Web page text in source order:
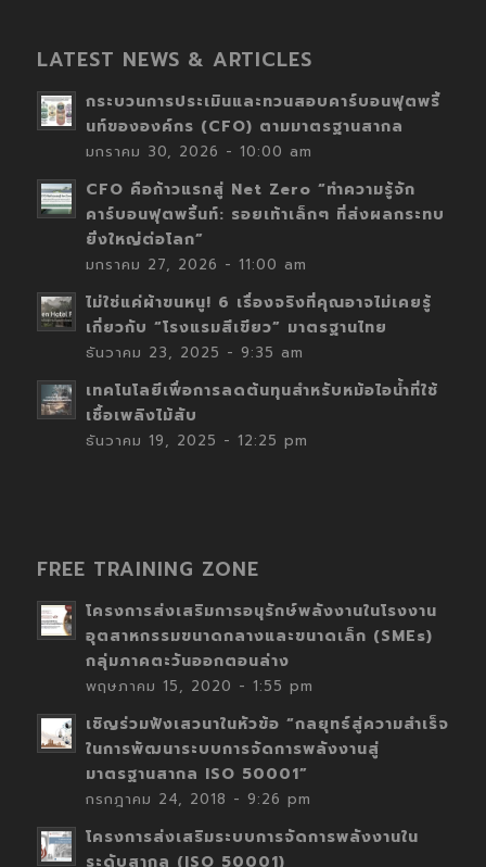
LATEST NEWS & ARTICLES
กระบวนการประเมินและทวนสอบคาร์บอนฟุตพริ้
นท์ขององค์กร (CFO) ตามมาตรฐานสากล
มกราคม 30, 2026 - 10:00 am
CFO คือก้าวแรกสู่ Net Zero “ทำความรู้จัก
คาร์บอนฟุตพริ้นท์: รอยเท้าเล็กๆ ที่ส่งผลกระทบ
ยิ่งใหญ่ต่อโลก”
มกราคม 27, 2026 - 11:00 am
ไม่ใช่แค่ผ้าขนหนู! 6 เรื่องจริงที่คุณอาจไม่เคยรู้
เกี่ยวกับ “โรงแรมสีเขียว” มาตรฐานไทย
ธันวาคม 23, 2025 - 9:35 am
เทคโนโลยีเพื่อการลดต้นทุนสำหรับหม้อไอน้ำที่ใช้
เชื้อเพลิงไม้สับ
ธันวาคม 19, 2025 - 12:25 pm
FREE TRAINING ZONE
โครงการส่งเสริมการอนุรักษ์พลังงานในโรงงาน
อุตสาหกรรมขนาดกลางและขนาดเล็ก (SMEs)
กลุ่มภาคตะวันออกตอนล่าง
พฤษภาคม 15, 2020 - 1:55 pm
เชิญร่วมฟังเสวนาในหัวข้อ “กลยุทธ์สู่ความสำเร็จ
ในการพัฒนาระบบการจัดการพลังงานสู่
มาตรฐานสากล ISO 50001”
กรกฎาคม 24, 2018 - 9:26 pm
โครงการส่งเสริมระบบการจัดการพลังงานใน
ระดับสากล (ISO 50001)